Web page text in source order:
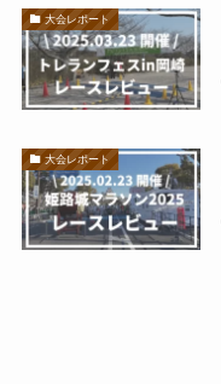
大会レポート
大会レポート